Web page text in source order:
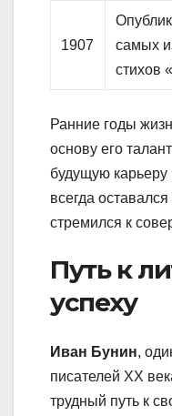
1907
самых
стихов
Ранние годы
основу его
будущую
всегда
стремился к
Путь к
успеху
Иван Бунин,
писателей XX
трудный путь к